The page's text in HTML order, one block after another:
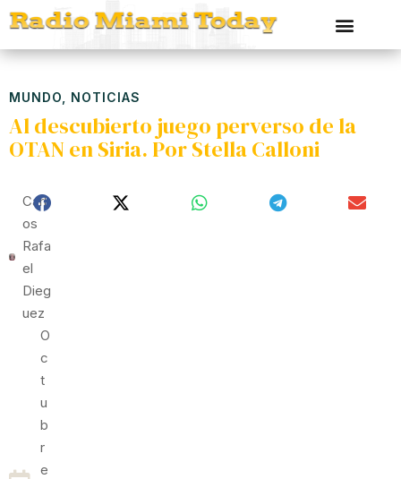
MUNDO NOTICIAS
Al descubierto juego perverso de la
OTAN en Siria. Por Stella Calloni
Carl
Os
Rafa
El
Dieg
Uez
O
C
T
U
B
R
E